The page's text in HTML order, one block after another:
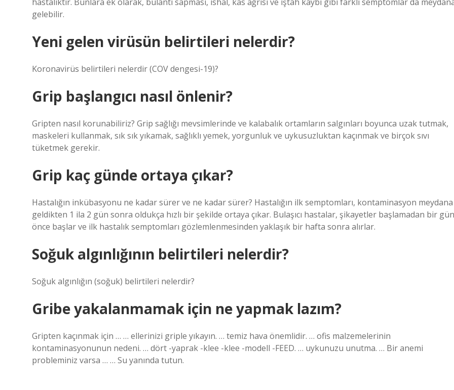
gelebilir.
Yeni gelen virüsün belirtileri nelerdir?
Koronavirüs belirtileri nelerdir (COV dengesi-19)?
Grip başlangıcı nasıl önlenir?
Gripten nasıl korunabiliriz? Grip sağlığı mevsimlerinde ve kalabalık ortamların salgınları boyunca uzak tutmak,
maskeleri kullanmak, sık sık yıkamak, sağlıklı yemek, yorgunluk ve uykusuzluktan kaçınmak ve birçok sıvı
tüketmek gerekir.
Grip kaç günde ortaya çıkar?
Hastalığın inkübasyonu ne kadar sürer ve ne kadar sürer? Hastalığın ilk semptomları, kontaminasyon meydana
geldikten 1 ila 2 gün sonra oldukça hızlı bir şekilde ortaya çıkar. Bulaşıcı hastalar, şikayetler başlamadan bir gün
önce başlar ve ilk hastalık semptomları gözlemlenmesinden yaklaşık bir hafta sonra alırlar.
Soğuk algınlığının belirtileri nelerdir?
Soğuk algınlığın (soğuk) belirtileri nelerdir?
Gribe yakalanmamak için ne yapmak lazım?
Gripten kaçınmak için … … ellerinizi griple yıkayın. … temiz hava önemlidir. … ofis malzemelerinin
kontaminasyonunun nedeni. … dört -yaprak -klee -klee -modell -FEED. … uykunuzu unutma. … Bir anemi
probleminiz varsa … … Su yanında tutun.